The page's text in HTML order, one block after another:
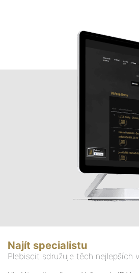
Najít specialistu
Plebiscit sdružuje těch nejlepších